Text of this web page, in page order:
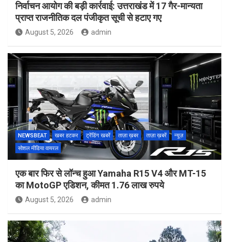
निर्वाचन आयोग की बड़ी कार्रवाई: उत्तराखंड में 17 गैर-मान्यता
प्राप्त राजनीतिक दल पंजीकृत सूची से हटाए गए
August 5, 2026 admin
NEWSBEAT खबर हटकर ट्रेंडिंग खबरें ताज़ा ख़बर ताज़ा ख़बरें
न्यूज़
सोशल मीडिया वायरल
एक बार फिर से लॉन्च हुआ Yamaha R15 V4 और MT-15
का MotoGP एडिशन, कीमत 1.76 लाख रुपये
August 5, 2026 admin